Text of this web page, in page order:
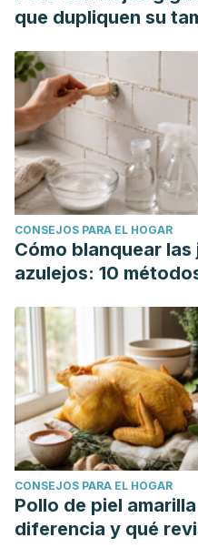
que dupliquen su
CONSEJOS PARA EL HOGAR
Cómo blanquear
azulejos: 10
CONSEJOS PARA EL HOGAR
Pollo de piel
diferencia y qué